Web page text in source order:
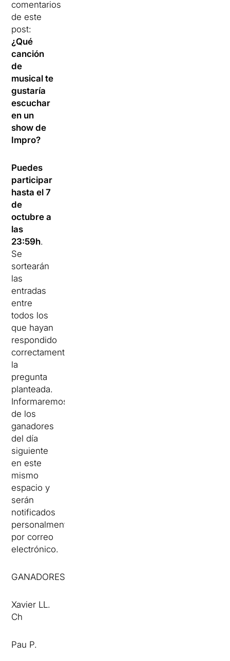
comentarios
de este
post:
¿Qué
canción
de
musical te
gustaría
escuchar
en un
show de
Impro?
Puedes
participar
hasta el 7
de
octubre a
las
23:59h.
Se
sortearán
las
entradas
entre
todos los
que hayan
respondido
correctamente
la
pregunta
planteada.
Informaremos
de los
ganadores
del día
siguiente
en este
mismo
espacio y
serán
notificados
personalmente
por correo
electrónico.
GANADORES:
Xavier LL.
Ch
Pau P.